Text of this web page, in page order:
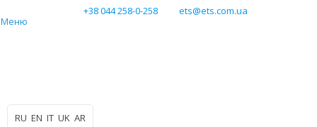
+38 044 258-0-258
ets@ets.com.ua
Меню
RU EN IT UK AR